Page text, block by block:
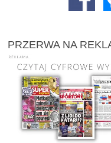
PRZERWA NA